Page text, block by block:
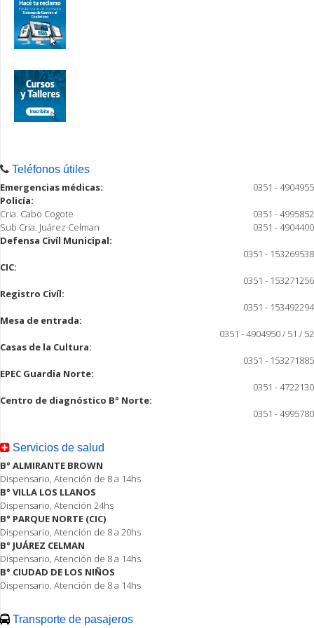
Teléfonos útiles
Emergencias médicas:
0351 - 4904955
Policía:
Cria. Cabo Cogote
0351 - 4995852
Sub Cria. Juárez Celman
0351 - 4904400
Defensa Civíl Municipal:
0351 - 153269538
CIC:
0351 - 153271256
Registro Civíl:
0351 - 153492294
Mesa de entrada:
0351 - 4904950 / 51 / 52
Casas de la Cultura:
0351 - 153271885
EPEC Guardia Norte:
0351 - 4722130
Centro de diagnóstico B° Norte:
0351 - 4995780
Servicios de salud
B° ALMIRANTE BROWN
Dispensario, Atención de 8 a 14hs
B° VILLA LOS LLANOS
Dispensario, Atención 24hs
B° PARQUE NORTE (CIC)
Dispensario, Atención de 8 a 20hs
B° JUÁREZ CELMAN
Dispensario, Atención de 8 a 14hs.
B° CIUDAD DE LOS NIÑOS
Dispensario, Atención de 8 a 14hs
Transporte de pasajeros